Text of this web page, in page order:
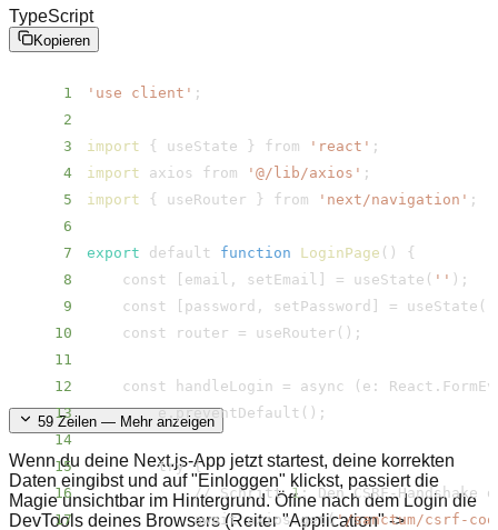
TypeScript
Kopieren
1 'use client' ;
2
3
import { useState } from 'react' ;
4
import axios from '@/​lib/​axios' ;
5
import { useRouter } from 'next/​navigation' ;
6
7
export default function LoginPage ( )
{
8
    const
[ email, setEmail ] = useState ( '' ) ;
9
    const
[ password, setPassword ] = useState (
10
    const router
= useRouter ( ) ;
11
12
    const handleLogin
= async ( e:
13
        e.preventDefault
( ) ;
14
15
        try
{
16
            // Schritt
1: Den CSRF-Handshake
17
            await axios.get
('/​sanctum/​csrf-
59Zeilen — Mehr anzeigen
Wenn du deine Next.js-App jetzt startest, deine korrekten
Daten eingibst und auf "Einloggen" klickst, passiert die
Magie unsichtbar im Hintergrund. Öffne nach dem Login die
DevTools deines Browsers (Reiter "Application" ->